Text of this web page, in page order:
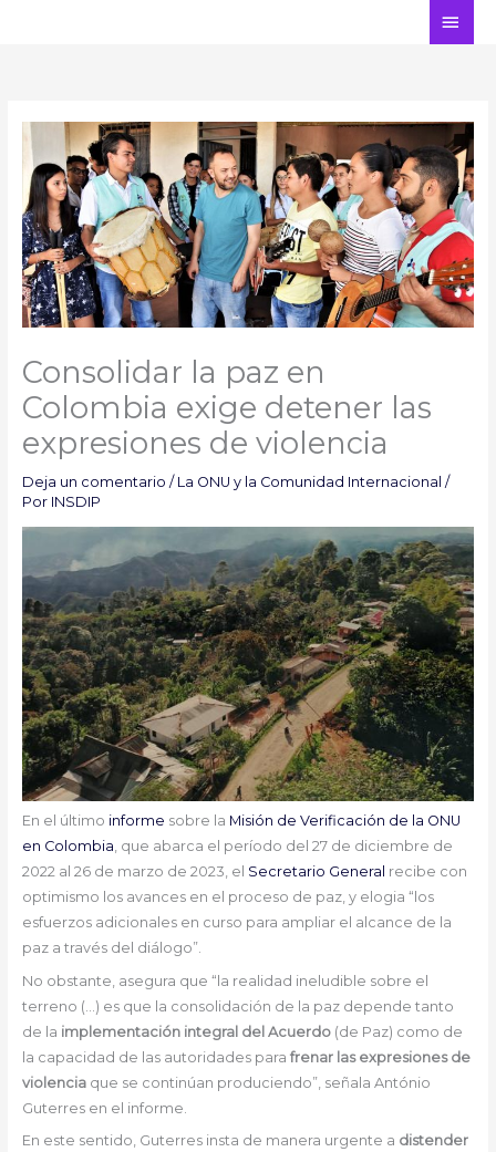
Consolidar la paz en
Colombia exige detener las
expresiones de violencia
Deja un comentario / La ONU y la Comunidad Internacional /
Por INSDIP
En el último informe sobre la Misión de Verificación de la ONU
en Colombia, que abarca el período del 27 de diciembre de
2022 al 26 de marzo de 2023, el Secretario General recibe con
optimismo los avances en el proceso de paz, y elogia “los
esfuerzos adicionales en curso para ampliar el alcance de la
paz a través del diálogo”.
No obstante, asegura que “la realidad ineludible sobre el
terreno (…) es que la consolidación de la paz depende tanto
de la implementación integral del Acuerdo (de Paz) como de
la capacidad de las autoridades para frenar las expresiones de
violenciaque se continúan produciendo”, señala António
Guterres en el informe.
En este sentido, Guterres insta de manera urgente a distender